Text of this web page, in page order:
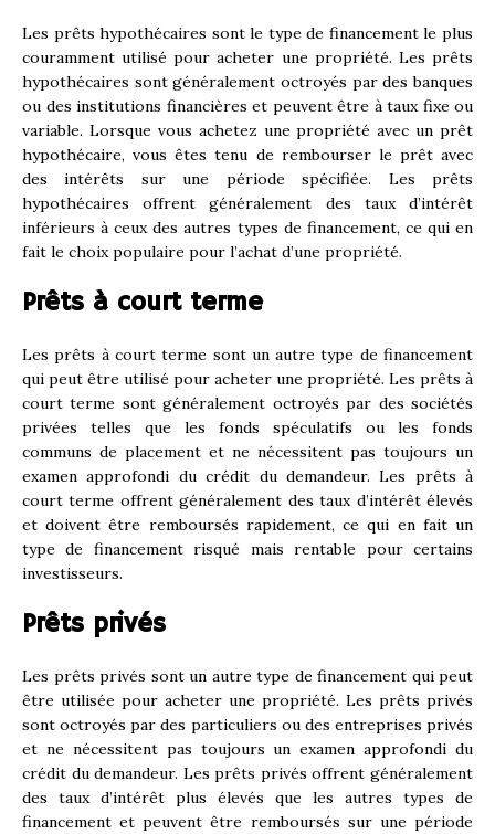
Les prêts hypothécaires sont le type de financement le plus
couramment utilisé pour acheter une propriété. Les prêts
hypothécaires sont généralement octroyés par des banques
ou des institutions financières et peuvent être à taux fixe ou
variable. Lorsque vous achetez une propriété avec un prêt
hypothécaire, vous êtes tenu de rembourser le prêt avec
des intérêts sur une période spécifiée. Les prêts
hypothécaires offrent généralement des taux d’intérêt
inférieurs à ceux des autres types de financement, ce qui en
fait le choix populaire pour l’achat d’une propriété.
Prêts à court terme
Les prêts à court terme sont un autre type de financement
qui peut être utilisé pour acheter une propriété. Les prêts à
court terme sont généralement octroyés par des sociétés
privées telles que les fonds spéculatifs ou les fonds
communs de placement et ne nécessitent pas toujours un
examen approfondi du crédit du demandeur. Les prêts à
court terme offrent généralement des taux d’intérêt élevés
et doivent être remboursés rapidement, ce qui en fait un
type de financement risqué mais rentable pour certains
investisseurs.
Prêts privés
Les prêts privés sont un autre type de financement qui peut
être utilisée pour acheter une propriété. Les prêts privés
sont octroyés par des particuliers ou des entreprises privés
et ne nécessitent pas toujours un examen approfondi du
crédit du demandeur. Les prêts privés offrent généralement
des taux d’intérêt plus élevés que les autres types de
financement et peuvent être remboursés sur une période